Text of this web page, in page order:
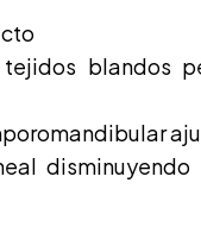
blandos